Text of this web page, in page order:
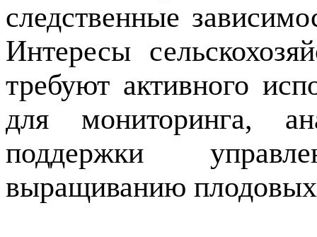
следственные
Интересы
требуют активного
для мониторинга,
поддержки
выращиванию плодовых